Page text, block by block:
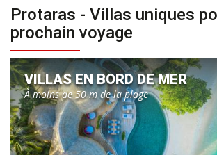
Protaras - Villas uniques
prochain voyage
VILLAS EN BORD DE MER
À moins de 50 m de la plage